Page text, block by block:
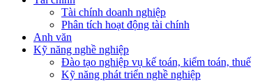
Tài chính doanh nghiệp
Phân tích hoạt động tài chính
Anh văn
Kỹ năng nghề nghiệp
Đào tạo nghiệp vụ kế toán, kiểm toán, thuế
Kỹ năng phát triển nghề nghiệp